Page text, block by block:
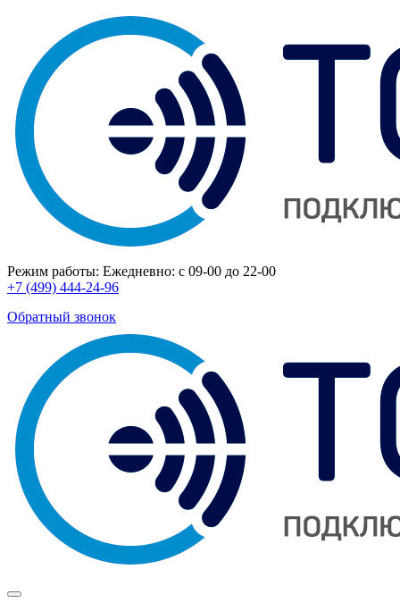
Режим работы: Ежедневно: с 09-00 до 22-00
+7 (499) 444-24-96
Обратный звонок